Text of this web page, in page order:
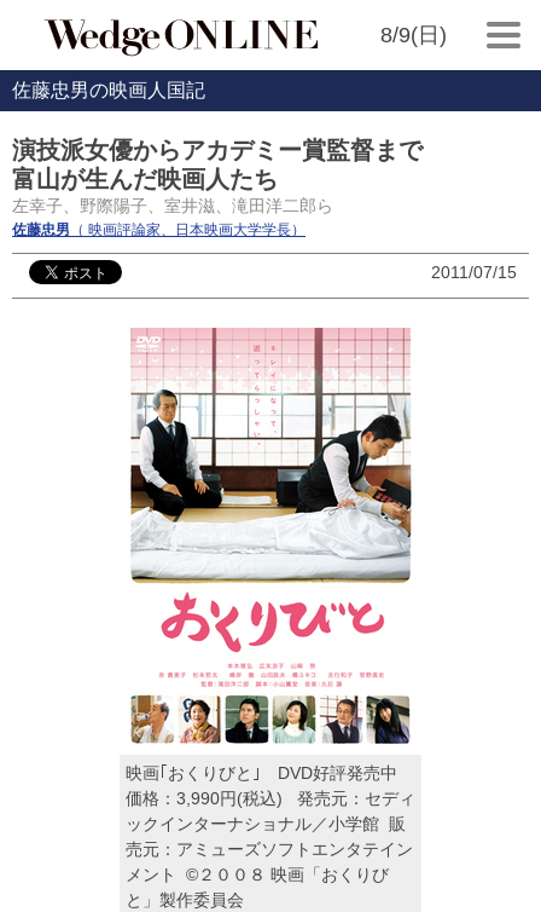
8/9(日)
佐藤忠男の映画人国記
演技派女優からアカデミー賞監督まで
富山が生んだ映画人たち
左幸子、野際陽子、室井滋、滝田洋二郎ら
佐藤忠男 （ 映画評論家、日本映画大学学長）
2011/07/15
映画｢おくりびと｣ DVD好評発売中
価格：3,990円(税込) 発売元：セディ
ックインターナショナル／小学館 販
売元：アミューズソフトエンタテイン
メント ©２００８ 映画「おくりび
と」製作委員会